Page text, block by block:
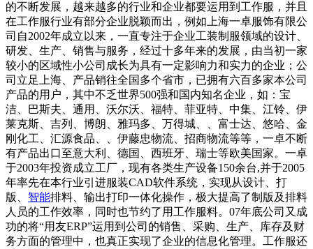
的不断发展，越来越多的行业和企业都要运用到工作服，并且
在工作服行业有部分企业脱颖而出，例如上海一卓服饰有限公
司自2002年成立以来，一直专注于企业工装制服领域的设计、
研发、生产、销售与服务，经过十多年来的发展，由当初一家
较小的区域性小公司成长为具有一定影响力和实力的企业；公
司立足上海、产品销往全国多个省市，已拥有六百多家本公司
产品的用户，其中不乏世界500强和国内知名企业，如：宝
洁、巴斯夫、通用、沃尔沃、福特、菲亚特、中集、江铃、伊
莱克斯、吉列、博朗、雅玛多、万得城、、富士达、悠哈、金
刚化工、汇源食品、、伊藤忠物流、招商物流等等，一卓不断
有产品出口至意大利、德国、西班牙、瑞士等欧美国家。一卓
于2003年投资成立工厂，现有各类生产设备150余台,并于2005
年率先在本行业引进服装CAD软件系统，实现从设计、打
版、 智能排料、输出打印一体化操作，极大提高了制版及排料
人员的工作效率，同时也节约了用工作服料。07年底公司又成
功的将“用友ERP”运用到公司的销售、采购、生产、库存及财
务方面的管理中，也真正实现了企业的信息化管理。工作服还